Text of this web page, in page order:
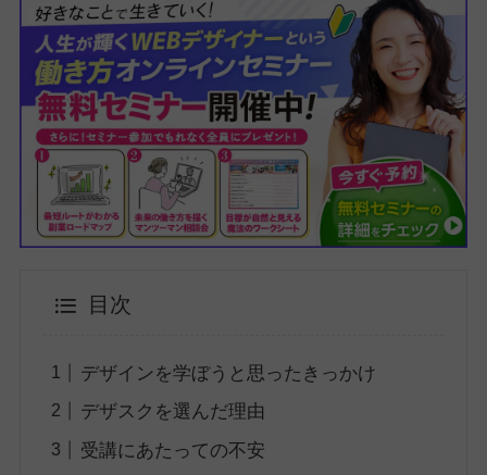
目次
デザインを学ぼうと思ったきっかけ
デザスクを選んだ理由
受講にあたっての不安